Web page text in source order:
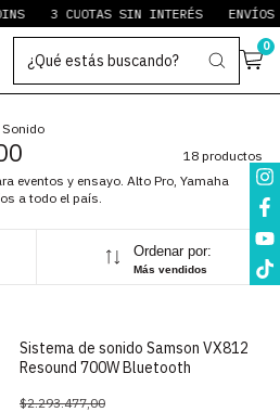
3 CUOTAS SIN INTERÉS ENVÍOS
0
Sonido
18 productos
eventos y ensayo. Alto Pro, Yamaha
a todo el país.
Ordenar por:
Más vendidos
Sistema de sonido Samson VX812
Resound 700W Bluetooth
$2.293.477,00